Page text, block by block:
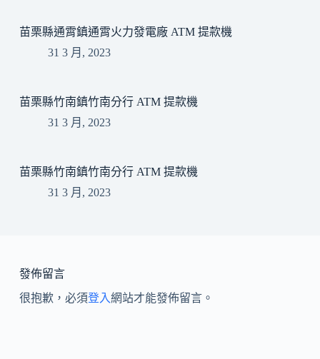
苗栗縣通霄鎮通霄火力發電廠 ATM 提款機
31 3 月, 2023
苗栗縣竹南鎮竹南分行 ATM 提款機
31 3 月, 2023
苗栗縣竹南鎮竹南分行 ATM 提款機
31 3 月, 2023
發佈留言
很抱歉，必須登入網站才能發佈留言。